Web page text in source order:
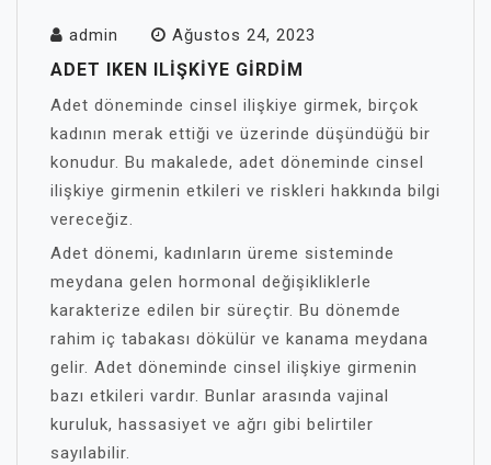
admin Ağustos 24, 2023
ADET IKEN ILIŞKIYE GIRDIM
Adet döneminde cinsel ilişkiye girmek, birçok
kadının merak ettiği ve üzerinde düşündüğü bir
konudur. Bu makalede, adet döneminde cinsel
ilişkiye girmenin etkileri ve riskleri hakkında bilgi
vereceğiz.
Adet dönemi, kadınların üreme sisteminde
meydana gelen hormonal değişikliklerle
karakterize edilen bir süreçtir. Bu dönemde
rahim iç tabakası dökülür ve kanama meydana
gelir. Adet döneminde cinsel ilişkiye girmenin
bazı etkileri vardır. Bunlar arasında vajinal
kuruluk, hassasiyet ve ağrı gibi belirtiler
sayılabilir.